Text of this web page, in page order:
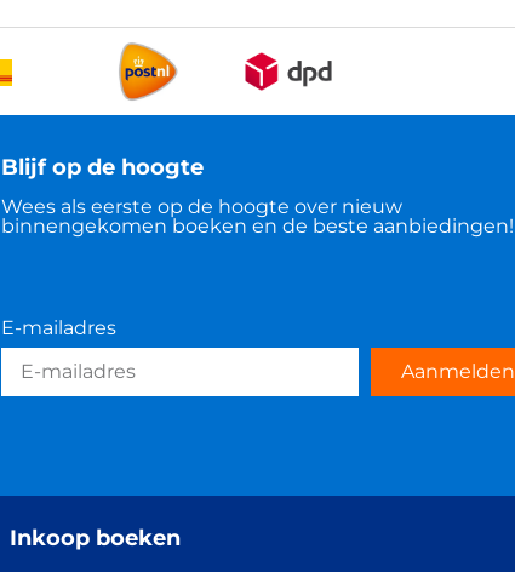
Blijf op de hoogte
Wees als eerste op de hoogte over nieuw
binnengekomen boeken en de beste aanbiedingen!
E-mailadres
Aanmelden
Inkoop boeken